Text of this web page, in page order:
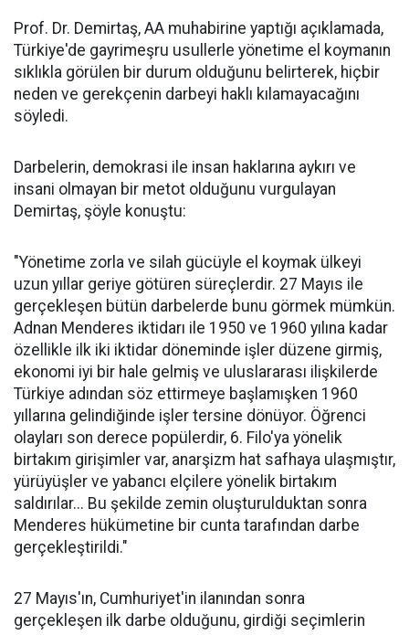
Prof. Dr. Demirtaş, AA muhabirine yaptığı açıklamada,
Türkiye'de gayrimeşru usullerle yönetime el koymanın
sıklıkla görülen bir durum olduğunu belirterek, hiçbir
neden ve gerekçenin darbeyi haklı kılamayacağını
söyledi.
Darbelerin, demokrasi ile insan haklarına aykırı ve
insani olmayan bir metot olduğunu vurgulayan
Demirtaş, şöyle konuştu:
"Yönetime zorla ve silah gücüyle el koymak ülkeyi
uzun yıllar geriye götüren süreçlerdir. 27 Mayıs ile
gerçekleşen bütün darbelerde bunu görmek mümkün.
Adnan Menderes iktidarı ile 1950 ve 1960 yılına kadar
özellikle ilk iki iktidar döneminde işler düzene girmiş,
ekonomi iyi bir hale gelmiş ve uluslararası ilişkilerde
Türkiye adından söz ettirmeye başlamışken 1960
yıllarına gelindiğinde işler tersine dönüyor. Öğrenci
olayları son derece popülerdir, 6. Filo'ya yönelik
birtakım girişimler var, anarşizm hat safhaya ulaşmıştır,
yürüyüşler ve yabancı elçilere yönelik birtakım
saldırılar... Bu şekilde zemin oluşturulduktan sonra
Menderes hükümetine bir cunta tarafından darbe
gerçekleştirildi."
27 Mayıs'ın, Cumhuriyet'in ilanından sonra
gerçekleşen ilk darbe olduğunu, girdiği seçimlerin